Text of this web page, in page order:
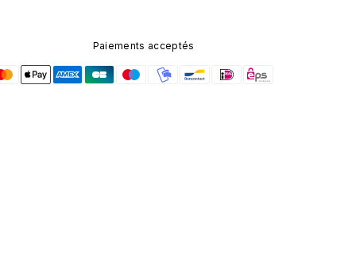
Paiements acceptés